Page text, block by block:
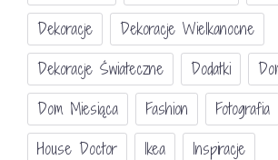
Dekoracje
Dekoracje Wielkanocne
Dekoracje Świateczne
Dodatki
Dom Miesiąca
Fashion
Fotografia
House Doctor
Ikea
Inspiracje